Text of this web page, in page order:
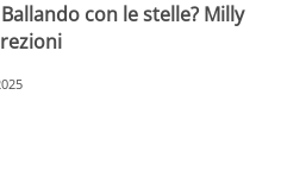
con le stelle? Milly